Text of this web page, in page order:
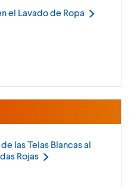
el Lavado de Ropa
las Telas Blancas al
Rojas